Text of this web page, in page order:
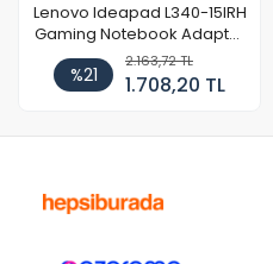
Lenovo Ideapad L340-15IRH
Gaming Notebook Adaptör
Cihazı Şarj Aleti (150W)
%21
2.163,72 TL
1.708,20 TL